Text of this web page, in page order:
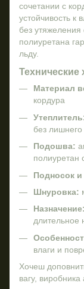
сочетании с
устойчивость к
без
полиуретана
льду.
Технические
Материал
кордура
без лишнего
Подошва:
полиуретан
Подносок и
Шнуровка:
Назначение:
длительное
влаги и
Хочеш
вагу, виробника